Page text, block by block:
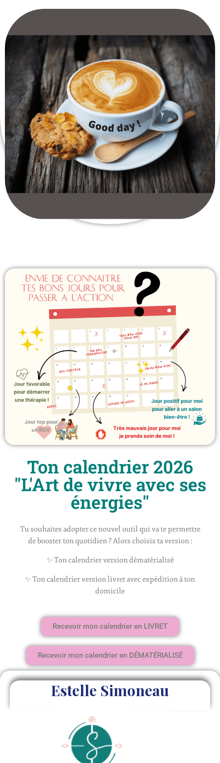
Ton calendrier 2026
"L'Art de vivre avec ses
énergies"
Tu souhaites adopter ce nouvel outil qui va te permettre
de booster ton quotidien ? Alors choisis ta version :
✨ Ton calendrier version dématérialisé
✨ Ton calendrier version livret avec expédition à ton
domicile
Recevoir mon calendrier en LIVRET
Recevoir mon calendrier en DÉMATÉRIALISÉ
Estelle Simoneau